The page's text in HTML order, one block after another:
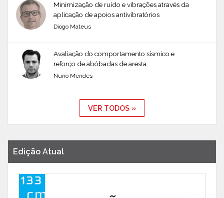
Minimização de ruído e vibrações através da
aplicação de apoios antivibratórios
Diogo Mateus
Avaliação do comportamento sísmico e
reforço de abóbadas de aresta
Nuno Mendes
VER TODOS »
Edição Atual